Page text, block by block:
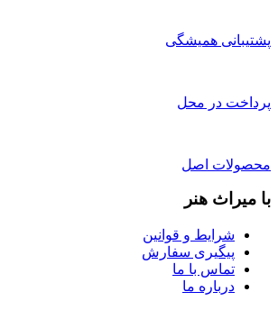
پشتیبانی همیشگی
پرداخت در محل
محصولات اصل
با میراث هنر
شرایط و قوانین
پیگیری سفارش
تماس با ما
درباره ما